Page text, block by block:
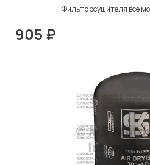
Фильтр осушителя все
905 ₽